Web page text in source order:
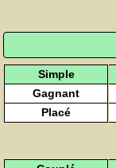
Simple
Gagnant
Placé